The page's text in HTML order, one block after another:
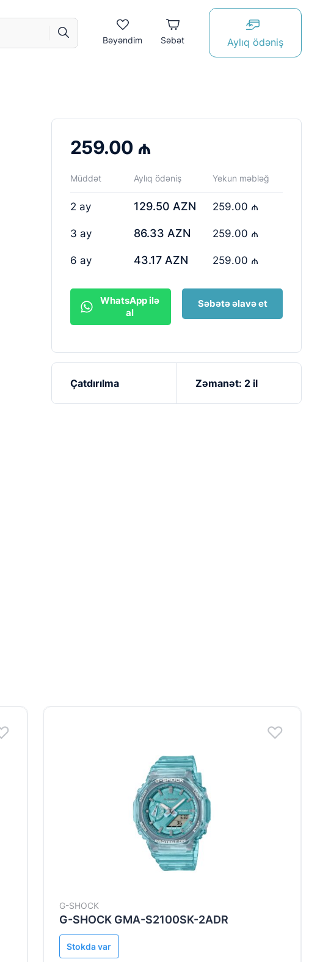
Bəyəndim Səbət Aylıq ödəniş
259.00 ₼
Müddət Aylıq ödəniş Yekun məbləğ
2 ay 129.50 AZN 259.00 ₼
3 ay 86.33 AZN 259.00 ₼
6 ay 43.17 AZN 259.00 ₼
WhatsApp ilə
al
Səbətə əlavə et
Çatdırılma Zəmanət: 2 il
G-SHOCK
G-SHOCK GMA-S2100SK-2ADR
Stokda var